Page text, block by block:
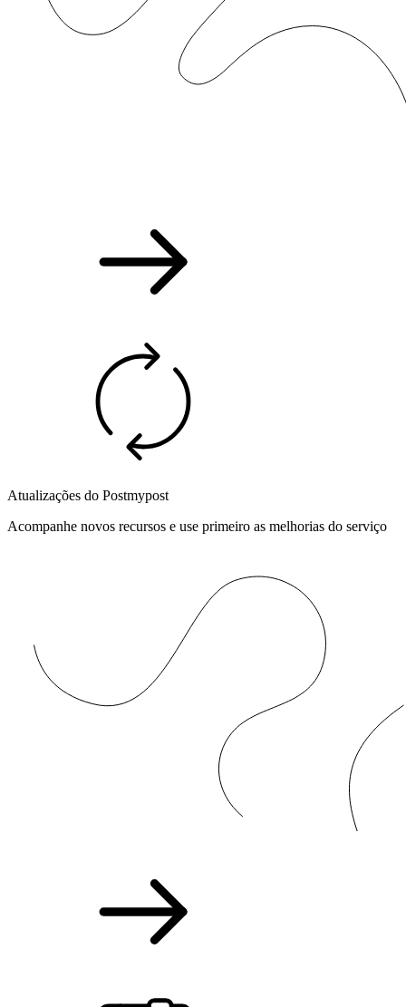
Atualizações do Postmypost
Acompanhe novos recursos e use primeiro as melhorias do serviço